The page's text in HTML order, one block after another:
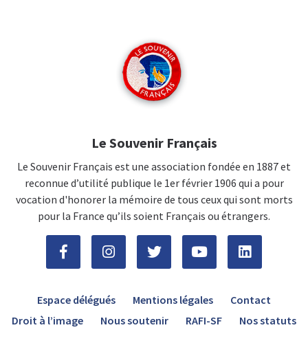
Le Souvenir Français
Le Souvenir Français est une association fondée en 1887 et
reconnue d’utilité publique le 1er février 1906 qui a pour
vocation d'honorer la mémoire de tous ceux qui sont morts
pour la France qu’ils soient Français ou étrangers.
Espace délégués Mentions légales
Contact
Droit à l’image
Nous soutenir RAFI-SF Nos statuts